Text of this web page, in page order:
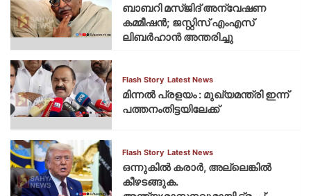
ബാബറി മസ്ജിദ് അന്വേഷണ
കമ്മീഷന്‍; ജസ്റ്റിസ് എംഎസ്
ലിബര്‍ഹാന്‍ അന്തരിച്ചു
Flash Story Latest News
മിന്നല്‍ പ്രളയം : മുഖ്യമന്ത്രി ഇന്ന്
പത്തനംതിട്ടയിലേക്ക്
Flash Story Latest News
ഒന്നുകില്‍ കരാര്‍, അല്ലെങ്കില്‍
കീഴടങ്ങുക.